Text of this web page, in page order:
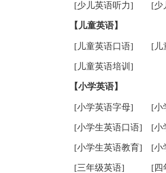
[少儿英语听力] [少
【儿童英语】
[儿童英语口语] [儿
[儿童英语培训]
【小学英语】
[小学英语字母] [小
[小学生英语口语] [小
[小学生英语教育] [小
[三年级英语] [四